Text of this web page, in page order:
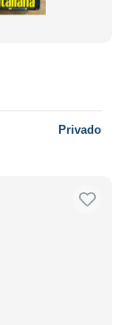
Privado